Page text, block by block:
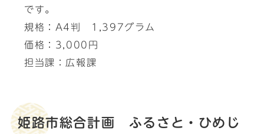
です。
規格：A4判 1,397グラム
価格：3,000円
担当課：広報課
姫路市総合計画 ふるさと・ひめじ